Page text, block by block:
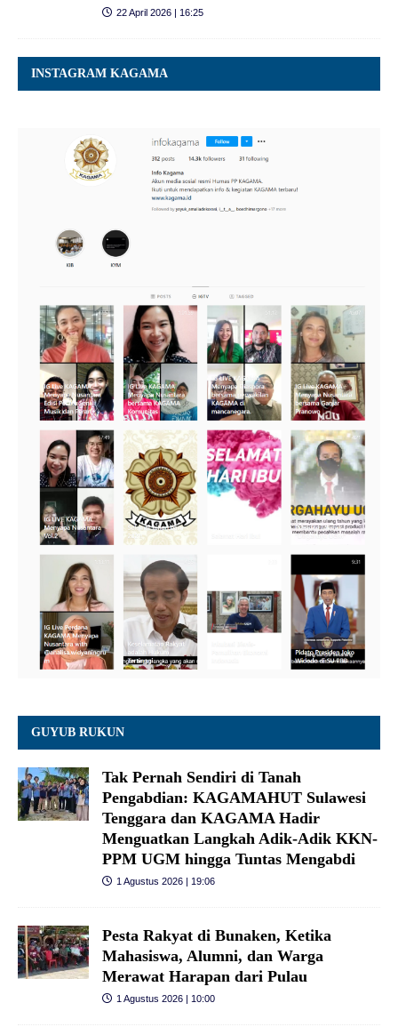
22 April 2026 | 16:25
INSTAGRAM KAGAMA
GUYUB RUKUN
Tak Pernah Sendiri di Tanah
Pengabdian: KAGAMAHUT Sulawesi
Tenggara dan KAGAMA Hadir
Menguatkan Langkah Adik-Adik KKN-
PPM UGM hingga Tuntas Mengabdi
1 Agustus 2026 | 19:06
Pesta Rakyat di Bunaken, Ketika
Mahasiswa, Alumni, dan Warga
Merawat Harapan dari Pulau
1 Agustus 2026 | 10:00